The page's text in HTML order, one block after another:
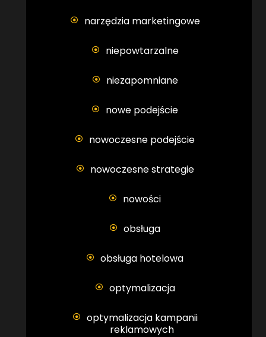
narzędzia marketingowe
niepowtarzalne
niezapomniane
nowe podejście
nowoczesne podejście
nowoczesne strategie
nowości
obsługa
obsługa hotelowa
optymalizacja
optymalizacja kampanii
reklamowych